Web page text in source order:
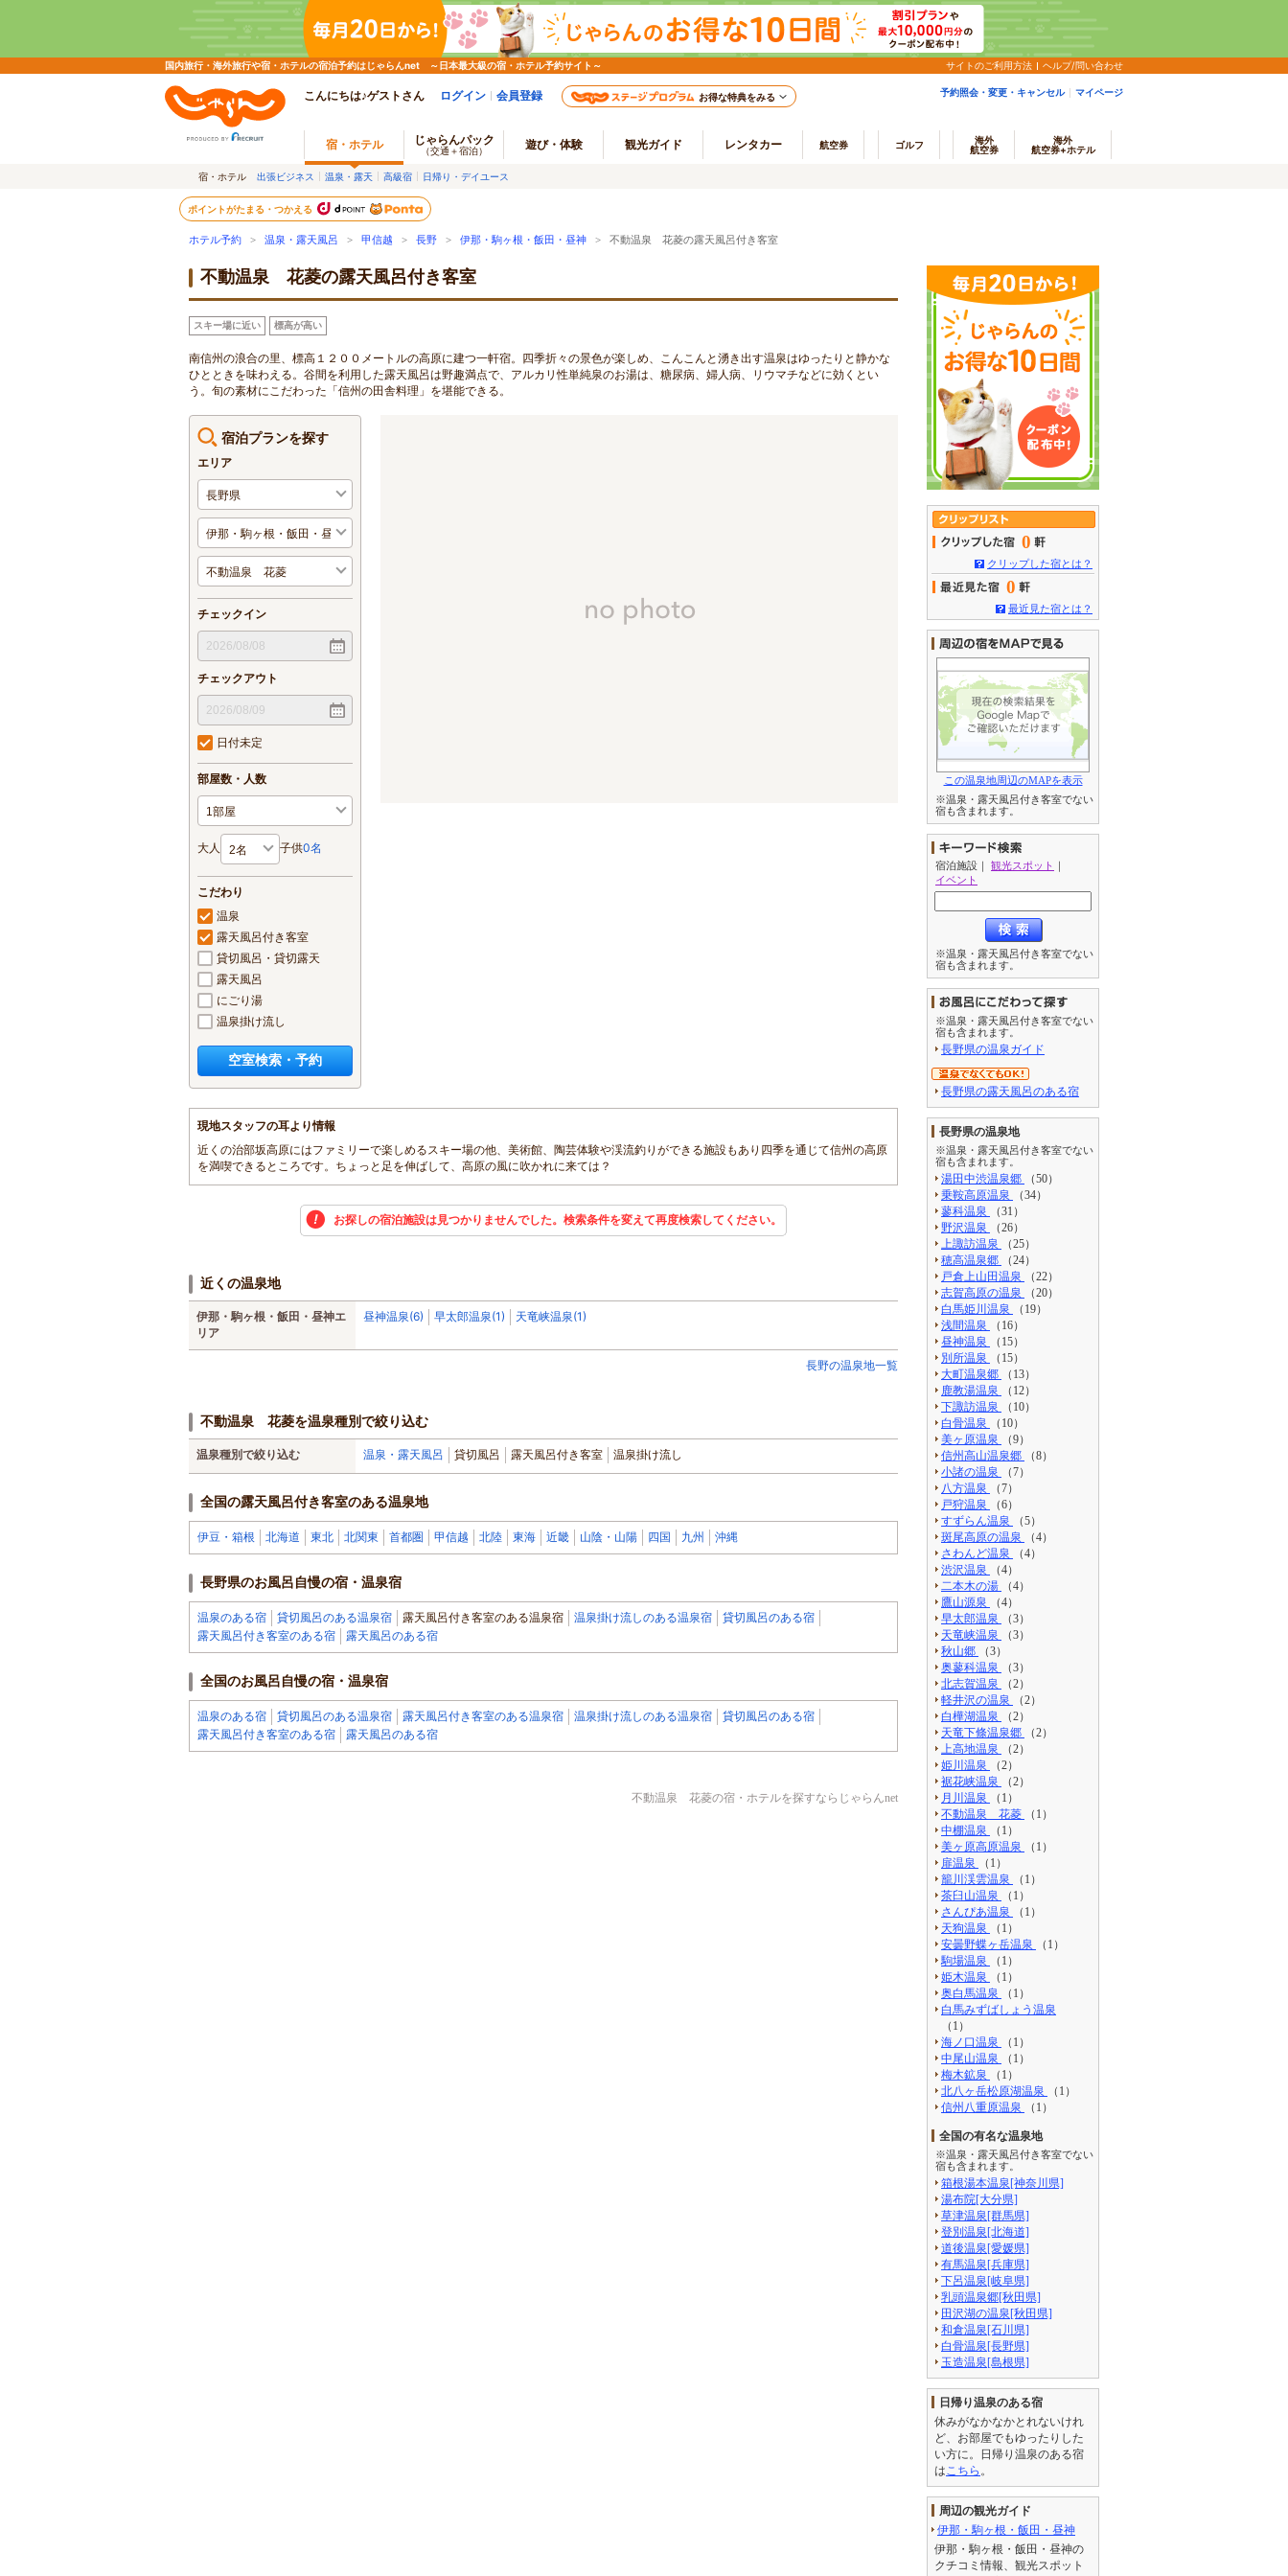
国内旅行・海外旅行や宿・ホテルの宿泊予約はじゃらんnet ～日本最大級の宿・ホテル予約サイト～ サイトのご利用方法 ヘルプ/問い合わせ
こんにちは♪ゲストさん ログイン 会員登録 お得な特典をみる 予約照会・変更・キャンセル マイページ
宿・ホテル じゃらんパック
（交通＋宿泊） 遊び・体験 観光ガイド レンタカー 航空券 ゴルフ
海外
航空券
海外
航空券+ホテル
宿・ホテル 出張ビジネス 温泉・露天 高級宿 日帰り・デイユース
ポイントがたまる・つかえる
ホテル予約 > 温泉・露天風呂 > 甲信越 > 長野 > 伊那・駒ヶ根・飯田・昼神 > 不動温泉 花菱の露天風呂付き客室
不動温泉 花菱の露天風呂付き客室
スキー場に近い 標高が高い
南信州の浪合の里、標高１２００メートルの高原に建つ一軒宿。四季折々の景色が楽しめ、こんこんと湧き出す温泉はゆったりと静かな
ひとときを味わえる。谷間を利用した露天風呂は野趣満点で、アルカリ性単純泉のお湯は、糖尿病、婦人病、リウマチなどに効くとい
う。旬の素材にこだわった「信州の田舎料理」を堪能できる。
宿泊プランを探す
エリア
チェックイン
チェックアウト
日付未定
部屋数・人数
大人 子供0名
こだわり
温泉
露天風呂付き客室
貸切風呂・貸切露天
露天風呂
にごり湯
温泉掛け流し
空室検索・予約
現地スタッフの耳より情報
近くの治部坂高原にはファミリーで楽しめるスキー場の他、美術館、陶芸体験や渓流釣りができる施設もあり四季を通じて信州の高原
を満喫できるところです。ちょっと足を伸ばして、高原の風に吹かれに来ては？
お探しの宿泊施設は見つかりませんでした。検索条件を変えて再度検索してください。
近くの温泉地
伊那・駒ヶ根・飯田・昼神エ
リア
昼神温泉(6) 早太郎温泉(1) 天竜峡温泉(1)
長野の温泉地一覧
不動温泉 花菱を温泉種別で絞り込む
温泉種別で絞り込む 温泉・露天風呂 貸切風呂 露天風呂付き客室 温泉掛け流し
全国の露天風呂付き客室のある温泉地
伊豆・箱根 北海道 東北 北関東 首都圏 甲信越 北陸 東海 近畿 山陰・山陽 四国 九州 沖縄
長野県のお風呂自慢の宿・温泉宿
温泉のある宿 貸切風呂のある温泉宿 露天風呂付き客室のある温泉宿 温泉掛け流しのある温泉宿
貸切風呂のある宿
露天風呂付き客室のある宿
露天風呂のある宿
全国のお風呂自慢の宿・温泉宿
温泉のある宿 貸切風呂のある温泉宿 露天風呂付き客室のある温泉宿 温泉掛け流しのある温泉宿
貸切風呂のある宿
露天風呂付き客室のある宿
露天風呂のある宿
不動温泉 花菱の宿・ホテルを探すならじゃらんnet
0
クリップした宿とは？
0
最近見た宿とは？
この温泉地周辺のMAPを表示
※温泉・露天風呂付き客室でない
宿も含まれます。
宿泊施設 ｜ 観光スポット ｜
イベント
※温泉・露天風呂付き客室でない
宿も含まれます。
※温泉・露天風呂付き客室でない
宿も含まれます。
長野県の温泉ガイド
長野県の露天風呂のある宿
長野県の温泉地
※温泉・露天風呂付き客室でない
宿も含まれます。
湯田中渋温泉郷
（50）
乗鞍高原温泉
（34）
蓼科温泉
（31）
野沢温泉
（26）
上諏訪温泉
（25）
穂高温泉郷
（24）
戸倉上山田温泉
（22）
志賀高原の温泉
（20）
白馬姫川温泉
（19）
浅間温泉
（16）
昼神温泉
（15）
別所温泉
（15）
大町温泉郷
（13）
鹿教湯温泉
（12）
下諏訪温泉
（10）
白骨温泉
（10）
美ヶ原温泉
（9）
信州高山温泉郷
（8）
小諸の温泉
（7）
八方温泉
（7）
戸狩温泉
（6）
すずらん温泉
（5）
斑尾高原の温泉
（4）
さわんど温泉
（4）
渋沢温泉
（4）
二本木の湯
（4）
鷹山源泉
（4）
早太郎温泉
（3）
天竜峡温泉
（3）
秋山郷
（3）
奥蓼科温泉
（3）
北志賀温泉
（2）
軽井沢の温泉
（2）
白樺湖温泉
（2）
天竜下條温泉郷
（2）
上高地温泉
（2）
姫川温泉
（2）
裾花峡温泉
（2）
月川温泉
（1）
不動温泉 花菱
（1）
中棚温泉
（1）
美ヶ原高原温泉
（1）
扉温泉
（1）
籠川渓雲温泉
（1）
茶臼山温泉
（1）
さんぴあ温泉
（1）
天狗温泉
（1）
安曇野蝶ヶ岳温泉
（1）
駒場温泉
（1）
姫木温泉
（1）
奥白馬温泉
（1）
白馬みずばしょう温泉
（1）
海ノ口温泉
（1）
中尾山温泉
（1）
梅木鉱泉
（1）
北八ヶ岳松原湖温泉
（1）
信州八重原温泉
（1）
全国の有名な温泉地
※温泉・露天風呂付き客室でない
宿も含まれます。
箱根湯本温泉[神奈川県]
湯布院[大分県]
草津温泉[群馬県]
登別温泉[北海道]
道後温泉[愛媛県]
有馬温泉[兵庫県]
下呂温泉[岐阜県]
乳頭温泉郷[秋田県]
田沢湖の温泉[秋田県]
和倉温泉[石川県]
白骨温泉[長野県]
玉造温泉[島根県]
日帰り温泉のある宿
休みがなかなかとれないけれ
ど、お部屋でもゆったりした
い方に。日帰り温泉のある宿
は こちら 。
周辺の観光ガイド
伊那・駒ヶ根・飯田・昼神
伊那・駒ヶ根・飯田・昼神の
クチコミ情報、観光スポット